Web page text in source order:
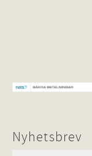
Nyhetsbrev